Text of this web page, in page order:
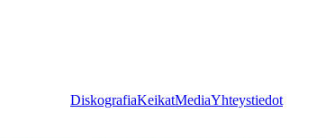
DiskografiaKeikatMediaYhteystiedot